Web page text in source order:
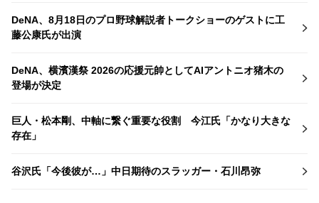
DeNA、8月18日のプロ野球解説者トークショーのゲストに工
藤公康氏が出演
DeNA、横濱漢祭 2026の応援元帥としてAIアントニオ猪木の
登場が決定
巨人・松本剛、中軸に繋ぐ重要な役割 今江氏「かなり大きな
存在」
谷沢氏「今後彼が…」中日期待のスラッガー・石川昂弥